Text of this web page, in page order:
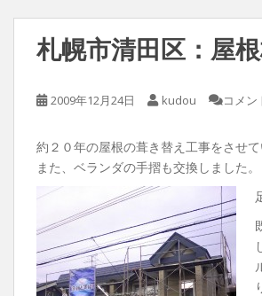
札幌市清田区：屋
2009年12月24日 kudou コメン
約２０年の屋根の葺き替え工事をさせて
また、ベランダの手摺も交換しました。